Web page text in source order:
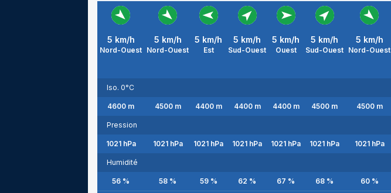
5 km/h
Nord-Ouest
5 km/h
Nord-Ouest
5 km/h
Est
5 km/h
Sud-Ouest
5 km/h
Ouest
5 km/h
Sud-Ouest
5 km/h
Nord-Ouest
Iso. 0°C
4600 m 4500m 4400m 4400m 4400m 4500 m 4500m
Pression
1021hPa 1021hPa 1021 hPa 1021 hPa 1021 hPa 1021 hPa 1021hPa
Humidité
56 % 58 % 59% 62 % 67 % 68 % 60%